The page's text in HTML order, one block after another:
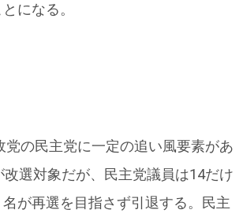
になる。
の民主党に一定の追い風要素があ
選対象だが、民主党議員は14だけ
が再選を目指さず引退する。民主